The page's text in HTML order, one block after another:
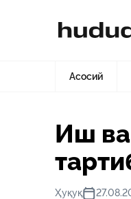
Асосий
Иш
Ҳуқуқ